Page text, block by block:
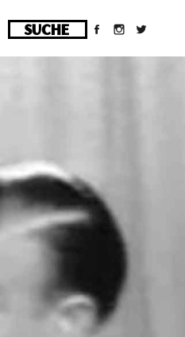
/homepages/10/d43051023/